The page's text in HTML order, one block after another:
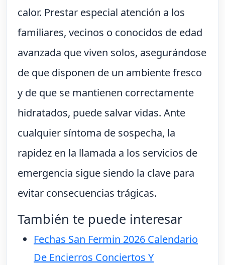
calor. Prestar especial atención a los
familiares, vecinos o conocidos de edad
avanzada que viven solos, asegurándose
de que disponen de un ambiente fresco
y de que se mantienen correctamente
hidratados, puede salvar vidas. Ante
cualquier síntoma de sospecha, la
rapidez en la llamada a los servicios de
emergencia sigue siendo la clave para
evitar consecuencias trágicas.
También te puede interesar
Fechas San Fermin 2026 Calendario
De Encierros Conciertos Y